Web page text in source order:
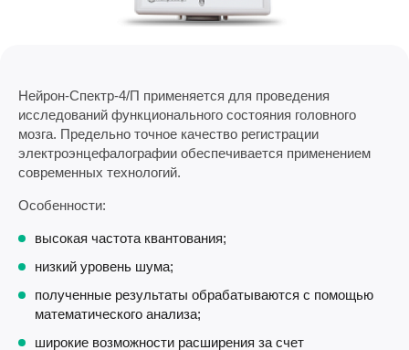
Нейрон-Спектр-4/П применяется для проведения
исследований функционального состояния головного
мозга. Предельно точное качество регистрации
электроэнцефалографии обеспечивается применением
современных технологий.
Особенности:
высокая частота квантования;
низкий уровень шума;
полученные результаты обрабатываются с помощью
математического анализа;
широкие возможности расширения за счет